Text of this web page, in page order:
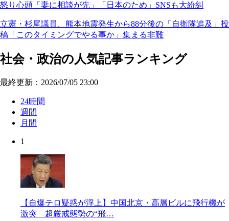
怒り心頭「妻に相談が先」「日本のため」SNSも大紛糾
立憲・杉尾議員、熊本地震発生から88分後の「自衛隊追及」投
稿「このタイミングでやる事か」集まる非難
社会・政治の人気記事ランキング
最終更新：2026/07/05 23:00
24時間
週間
月間
1
【自爆テロ疑惑が浮上】中国北京・高層ビルに飛行機が
激突 超厳戒態勢の“飛…